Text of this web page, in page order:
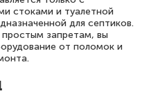
стоками и туалетной
для септиков.
запретам, вы
от поломок и